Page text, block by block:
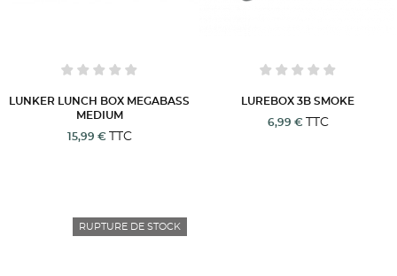
LUNKER LUNCH BOX MEGABASS
MEDIUM
15,99 €
TTC
LUREBOX 3B SMOKE
6,99 €
TTC
RUPTURE DE STOCK